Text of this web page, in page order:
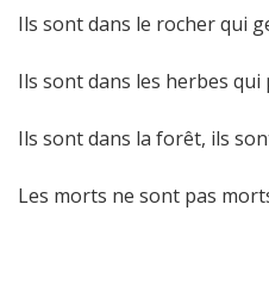
Ils sont dans le rocher qui
Ils sont dans les herbes qui
Ils sont dans la forêt, ils
Les morts ne sont pas